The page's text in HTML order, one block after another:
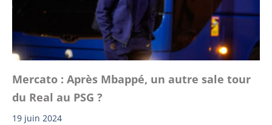
Mercato : Après Mbappé, un autre sale tour
du Real au PSG ?
19 juin 2024